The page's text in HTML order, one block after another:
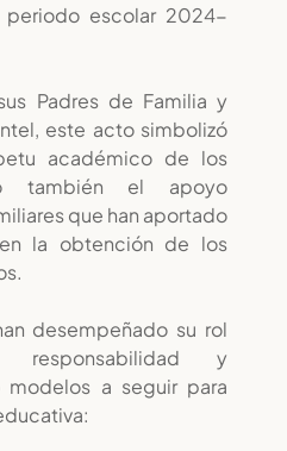
periodo escolar 2024-
Padres de Familia y
este acto simbolizó
académico de los
también el apoyo
que han aportado
la obtención de los
desempeñado su rol
responsabilidad y
modelos a seguir para